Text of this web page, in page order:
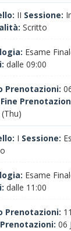
II Sessione:
Scritto
Esame
dalle 09:00
Prenotazioni:
Fine
I Sessione:
Esame
dalle 11:00
Prenotazioni:
06